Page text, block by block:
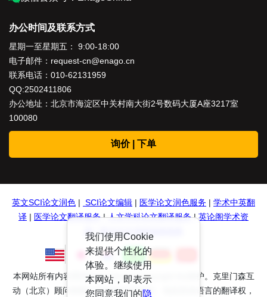
我们使用Cookie
来提供个性化的
体验。继续使用
本网站，即表示
您同意我们的隐
办公时间及联系方式
星期一至星期五： 9:00-18:00
电子邮件： request-cn@enago.cn
联系电话： 010-62131959
QQ:2502411806
办公地址：北京市海淀区中关村南大街2号数码大厦A座3217室
100080
询价 | 下单
英文SCI论文润色 SCI论文编辑 医学论文润色服务
学术中英翻
译
医学论文翻译服务|人文学科论文翻译服务|英论阁学术资
源|英文论文润色投稿指南
本网站所有内容受到International Copyright Act保护。克里门森互
动（北京）顾问有限公司保留所有权利、包括其他语言的翻译权，